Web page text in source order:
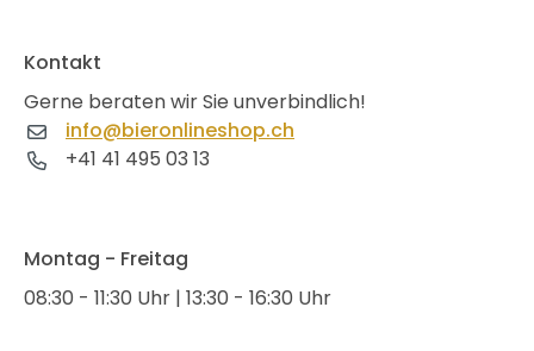
Kontakt
Gerne beraten wir Sie unverbindlich!
info@bieronlineshop.ch
+41 41 495 03 13
Montag - Freitag
08:30 - 11:30 Uhr | 13:30 - 16:30 Uhr